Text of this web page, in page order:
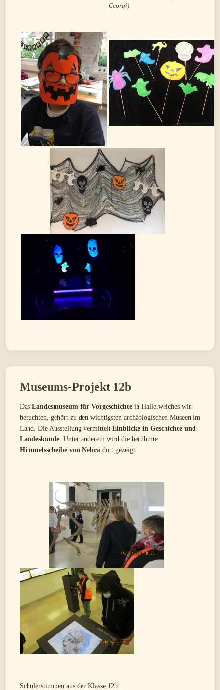
Georgi)
Museums-Projekt 12b
Das Landesmuseum für Vorgeschichte in Halle,welches wir
besuchten, gehört zu den wichtigsten archäologischen Museen im
Land. Die Ausstellung vermittelt Einblicke in Geschichte und
Landeskunde . Unter anderem wird die berühmte
Himmelsscheibe von Nebra dort gezeigt.
Schülerstimmen aus der Klasse 12b: